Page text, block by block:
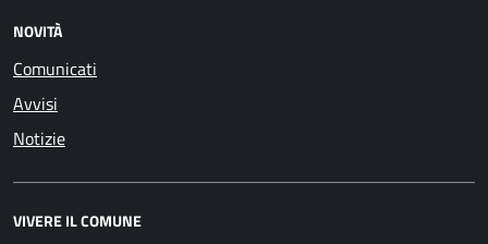
NOVITÀ
Comunicati
Avvisi
Notizie
VIVERE IL COMUNE